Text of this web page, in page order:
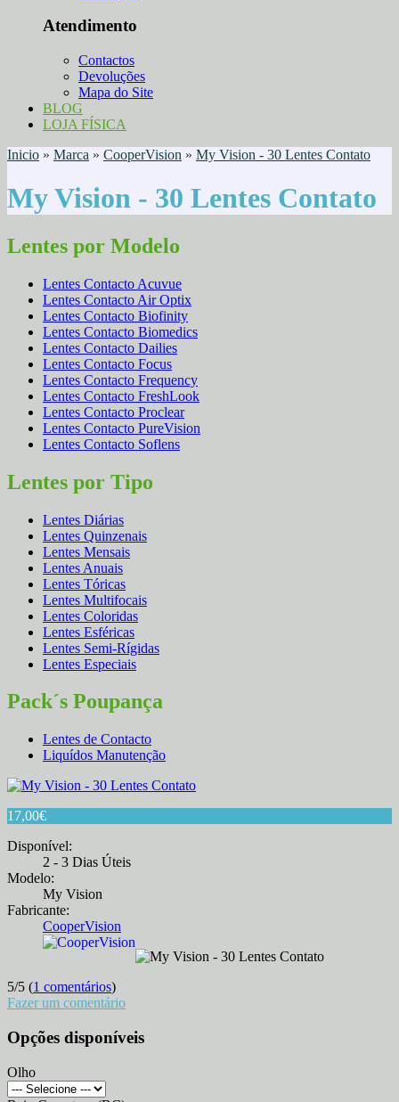
Atendimento
Contactos
Devoluções
Mapa do Site
BLOG
LOJA FÍSICA
Inicio » Marca » CooperVision » My Vision - 30 Lentes Contato
My Vision - 30 Lentes Contato
Lentes por Modelo
Lentes Contacto Acuvue
Lentes Contacto Air Optix
Lentes Contacto Biofinity
Lentes Contacto Biomedics
Lentes Contacto Dailies
Lentes Contacto Focus
Lentes Contacto Frequency
Lentes Contacto FreshLook
Lentes Contacto Proclear
Lentes Contacto PureVision
Lentes Contacto Soflens
Lentes por Tipo
Lentes Diárias
Lentes Quinzenais
Lentes Mensais
Lentes Anuais
Lentes Tóricas
Lentes Multifocais
Lentes Coloridas
Lentes Esféricas
Lentes Semi-Rígidas
Lentes Especiais
Pack´s Poupança
Lentes de Contacto
Liquídos Manutenção
17,00€
Disponível:
2 - 3 Dias Úteis
Modelo:
My Vision
Fabricante:
CooperVision
5/5 (1 comentários)
Fazer um comentário
Opções disponíveis
Olho